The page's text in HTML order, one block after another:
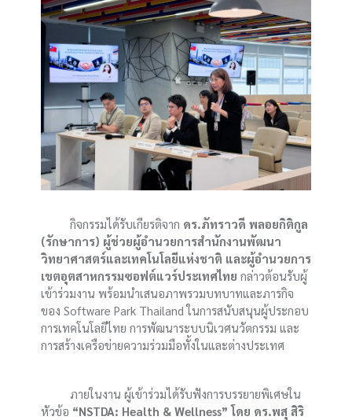
กิจกรรมได้รับเกียรติจาก ดร.ภัทราวดี พลอยกิติกูล
(รักษาการ) ผู้ช่วยผู้อำนวยการสำนักงานพัฒนา
วิทยาศาสตร์และเทคโนโลยีแห่งชาติ และผู้อำนวยการ
เขตอุตสาหกรรมซอฟต์แวร์ประเทศไทย กล่าวต้อนรับผู้
เข้าร่วมงาน พร้อมนำเสนอภาพรวมบทบาทและภารกิจ
ของ Software Park Thailand ในการสนับสนุนผู้ประกอบ
การเทคโนโลยีไทย การพัฒนาระบบนิเวศนวัตกรรม และ
การสร้างเครือข่ายความร่วมมือทั้งในและต่างประเทศ
ภายในงาน ผู้เข้าร่วมได้รับฟังการบรรยายพิเศษใน
หัวข้อ “NSTDA: Health & Wellness” โดย ดร.พสุ สิริ